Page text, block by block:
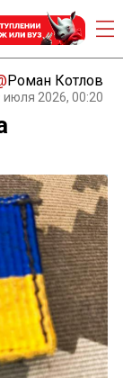
Роман Котлов
июля 2026, 00:20